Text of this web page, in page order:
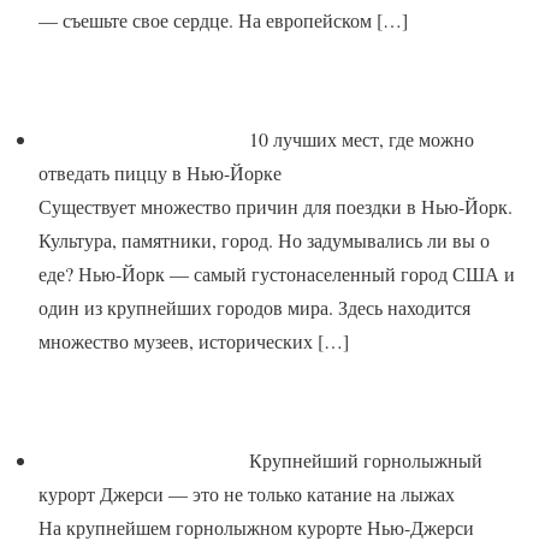
— съешьте свое сердце. На европейском […]
10 лучших мест, где можно
отведать пиццу в Нью-Йорке
Существует множество причин для поездки в Нью-Йорк.
Культура, памятники, город. Но задумывались ли вы о
еде? Нью-Йорк — самый густонаселенный город США и
один из крупнейших городов мира. Здесь находится
множество музеев, исторических […]
Крупнейший горнолыжный
курорт Джерси — это не только катание на лыжах
На крупнейшем горнолыжном курорте Нью-Джерси